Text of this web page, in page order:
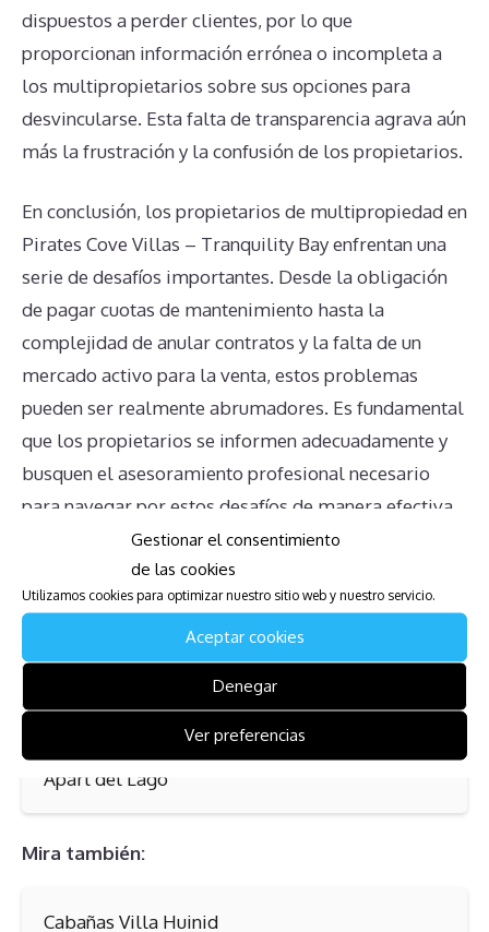
Gestionar el consentimiento
de las cookies
Utilizamos cookies para optimizar nuestro sitio web y nuestro servicio.
Aceptar cookies
Denegar
Ver preferencias
dispuestos a perder clientes, por lo que
proporcionan información errónea o incompleta a
los multipropietarios sobre sus opciones para
desvincularse. Esta falta de transparencia agrava aún
más la frustración y la confusión de los propietarios.
En conclusión, los propietarios de multipropiedad en
Pirates Cove Villas – Tranquility Bay enfrentan una
serie de desafíos importantes. Desde la obligación
de pagar cuotas de mantenimiento hasta la
complejidad de anular contratos y la falta de un
mercado activo para la venta, estos problemas
pueden ser realmente abrumadores. Es fundamental
que los propietarios se informen adecuadamente y
busquen el asesoramiento profesional necesario
para navegar por estos desafíos de manera efectiva.
Mira también:
Villa Roma Resort Lodges
Mira también:
Apart del Lago
Mira también:
Cabañas Villa Huinid